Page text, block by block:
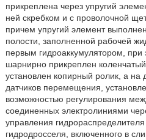
прикреплена через упругий
ней скребком и с проволочной
причем упругий элемент
полости, заполненной рабочей
первым гидроаккумулятором, при
шарнирно прикреплен
установлен копирный ролик, а на
датчиков перемещения,
возможностью регулирования
соединенных электролиниями
управления
гидродросселя, включенного в